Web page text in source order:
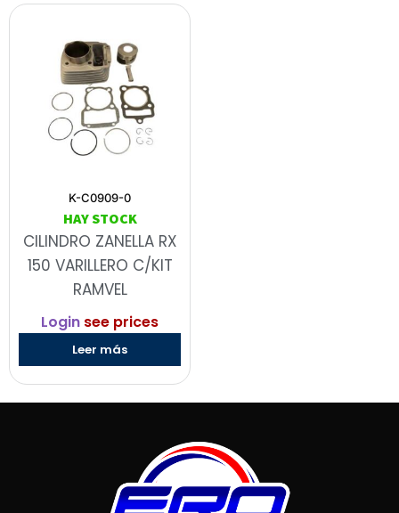
K-C0909-0
HAY STOCK
CILINDRO ZANELLA RX
150 VARILLERO C/KIT
RAMVEL
Login see prices
Leer más